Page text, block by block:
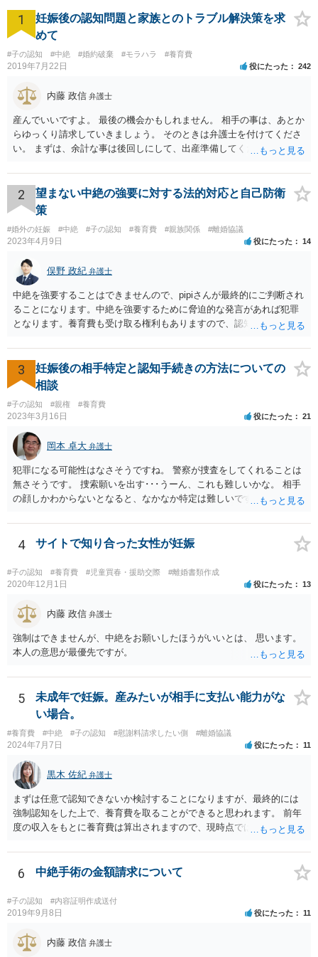
1
妊娠後の認知問題と家族とのトラブル解決策を求
めて
#子の認知 #中絶 #婚約破棄 #モラハラ #養育費
2019年7月22日 役にたった 242
内藤 政信 弁護士
産んでいいですよ。 最後の機会かもしれません。 相手の事は、あとか
らゆっくり請求していきましょう。 そのときは弁護士を付けてくださ
い。 まずは、余計な事は後回しにして、出産準備してください。
2
望まない中絶の強要に対する法的対応と自己防衛
策
#婚外の妊娠 #中絶 #子の認知 #養育費 #親族関係 #離婚協議
2023年4月9日 役にたった 14
俣野 政紀 弁護士
中絶を強要することはできませんので、pipiさんが最終的にご判断され
ることになります。中絶を強要するために脅迫的な発言があれば犯罪
となります。養育費も受け取る権利もありますので、認知等につきお
勧めします。
3
妊娠後の相手特定と認知手続きの方法についての
相談
#子の認知 #親権 #養育費
2023年3月16日 役にたった 21
岡本 卓大 弁護士
犯罪になる可能性はなさそうですね。 警察が捜査をしてくれることは
無さそうです。 捜索願いを出す･･･うーん、これも難しいかな。 相手
の顔しかわからないとなると、なかなか特定は難しいですね。 お役に
4 サイトで知り合った女性が妊娠
#子の認知 #養育費 #児童買春・援助交際 #離婚書類作成
2020年12月1日 役にたった 13
内藤 政信 弁護士
強制はできませんが、中絶をお願いしたほうがいいとは、 思います。
本人の意思が最優先ですが。
5
未成年で妊娠。産みたいが相手に支払い能力がな
い場合。
#養育費 #中絶 #子の認知 #慰謝料請求したい側 #離婚協議
2024年7月7日 役にたった 11
黒木 佐紀 弁護士
まずは任意で認知できないか検討することになりますが、最終的には
強制認知をした上で、養育費を取ることができると思われます。 前年
度の収入をもとに養育費は算出されますので、現時点では少額しか取
育費の増額調停を起こすこともできます。 仮に中絶する場合でも、相
手方が妊娠について話し合いをしっかりしてくれない場合には、慰謝
料請求などもできる可能性があります。 いずれにせよ、親御さんとの
関わりが不可欠となると思われますので、一度話し合った上で、法律
事務所へ早めのご相談をされたほうがよろしいかと思います。
6 中絶手術の金額請求について
#子の認知 #内容証明作成送付
2019年9月8日 役にたった 11
内藤 政信 弁護士